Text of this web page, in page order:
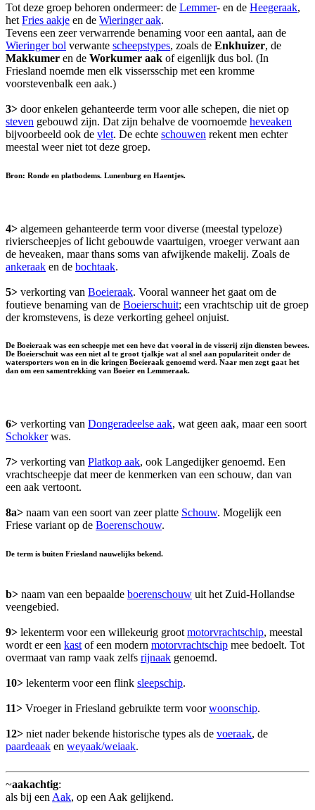
Tot deze groep behoren ondermeer: de Lemmer- en de Heegeraak,
het Fries aakje en de Wieringer aak.
Tevens een zeer verwarrende benaming voor een aantal, aan de
Wieringer bol verwante scheepstypes, zoals de Enkhuizer, de
Makkumer en de Workumer aak of eigenlijk dus bol. (In
Friesland noemde men elk vissersschip met een kromme
voorstevenbalk een aak.)
3> door enkelen gehanteerde term voor alle schepen, die niet op
steven gebouwd zijn. Dat zijn behalve de voornoemde heveaken
bijvoorbeeld ook de vlet. De echte schouwen rekent men echter
meestal weer niet tot deze groep.
Bron: Ronde en platbodems. Lunenburg en Haentjes.
4> algemeen gehanteerde term voor diverse (meestal typeloze)
rivierscheepjes of licht gebouwde vaartuigen, vroeger verwant aan
de heveaken, maar thans soms van afwijkende makelij. Zoals de
ankeraak en de bochtaak.
5> verkorting van Boeieraak. Vooral wanneer het gaat om de
foutieve benaming van de Boeierschuit; een vrachtschip uit de groep
der kromstevens, is deze verkorting geheel onjuist.
De Boeieraak was een scheepje met een heve dat vooral in de visserij zijn diensten bewees.
De Boeierschuit was een niet al te groot tjalkje wat al snel aan populariteit onder de
watersporters won en in die kringen Boeieraak genoemd werd. Naar men zegt gaat het
dan om een samentrekking van Boeier en Lemmeraak.
6> verkorting van Dongeradeelse aak, wat geen aak, maar een soort
Schokkerwas.
7> verkorting van Platkop aak, ook Langedijker genoemd. Een
vrachtscheepje dat meer de kenmerken van een schouw, dan van
een aak vertoont.
8a> naam van een soort van zeer platte Schouw. Mogelijk een
Friese variant op de Boerenschouw.
De term is buiten Friesland nauwelijks bekend.
b> naam van een bepaalde boerenschouw uit het Zuid-Hollandse
veengebied.
9> lekenterm voor een willekeurig groot motorvrachtschip, meestal
wordt er een kast of een modern motorvrachtschip mee bedoelt. Tot
overmaat van ramp vaak zelfs rijnaak genoemd.
10> lekenterm voor een flink sleepschip.
11> Vroeger in Friesland gebruikte term voorwoonschip.
12> niet nader bekende historische types als de voeraak, de
paardeaak en weyaak/weiaak.
~aakachtig:
als bij een Aak, op een Aak gelijkend.